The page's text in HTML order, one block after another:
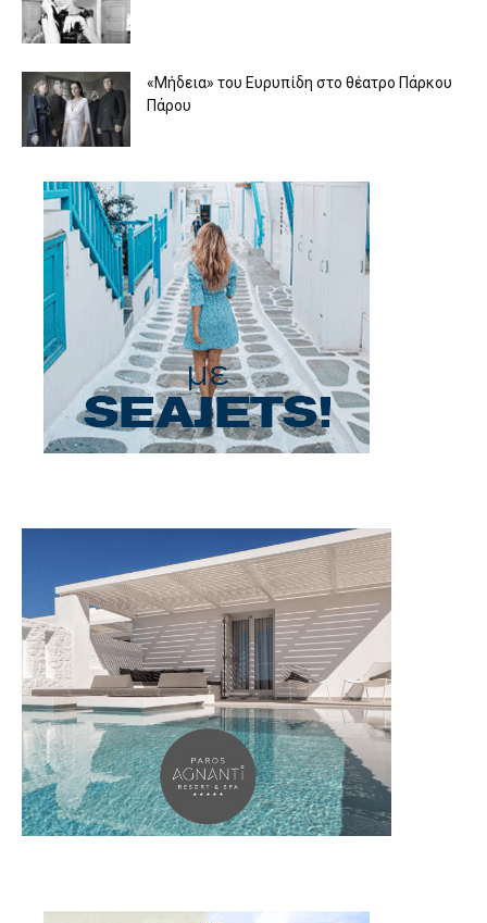
«Μήδεια» του Ευρυπίδη στο θέατρο Πάρκου
Πάρου